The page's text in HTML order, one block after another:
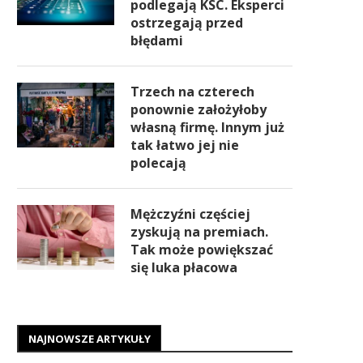
podlegają KSC. Eksperci
ostrzegają przed
błędami
Trzech na czterech
ponownie założyłoby
własną firmę. Innym już
tak łatwo jej nie
polecają
Mężczyźni częściej
zyskują na premiach.
Tak może powiększać
się luka płacowa
NAJNOWSZE ARTYKUŁY